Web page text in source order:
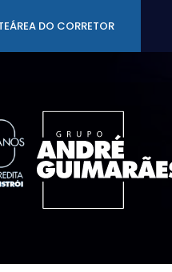
ÁREA DO CORRETOR